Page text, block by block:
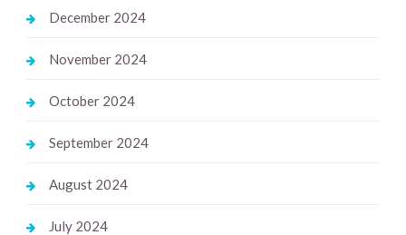
December 2024
November 2024
October 2024
September 2024
August 2024
July 2024